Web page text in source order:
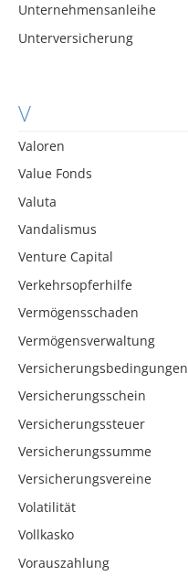
Unternehmensanleihe
Unterversicherung
V
Valoren
Value Fonds
Valuta
Vandalismus
Venture Capital
Verkehrsopferhilfe
Vermögensschaden
Vermögensverwaltung
Versicherungsbedingungen
Versicherungsschein
Versicherungssteuer
Versicherungssumme
Versicherungsvereine
Volatilität
Vollkasko
Vorauszahlung